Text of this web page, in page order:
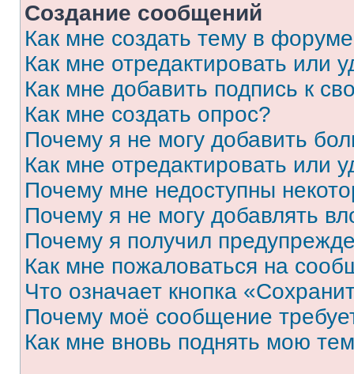
Создание сообщений
Как мне создать тему в
Как мне отредактировать или
Как мне добавить подпись к
Как мне создать опрос?
Почему я не могу добавить
Как мне отредактировать или
Почему мне недоступны
Почему я не могу добавлять
Почему я получил
Как мне пожаловаться на
Что означает кнопка
Почему моё сообщение
Как мне вновь поднять мою